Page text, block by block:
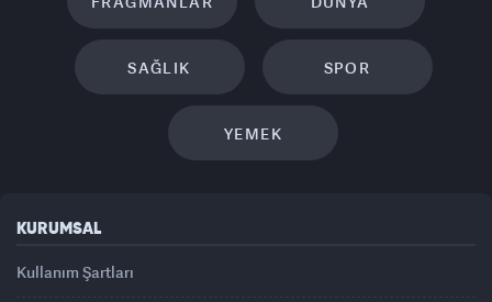
SAĞLIK SPOR
YEMEK
KURUMSAL
Kullanım Şartları